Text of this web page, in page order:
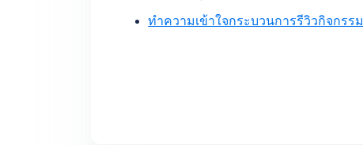
ทำความเข้าใจกระบวนการรีวิวกิจกรรม